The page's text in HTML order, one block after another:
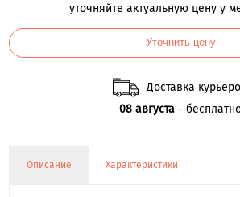
уточняйте актуальную цену у
Уточнить цену
Доставка
08 августа -
Описание Характеристики